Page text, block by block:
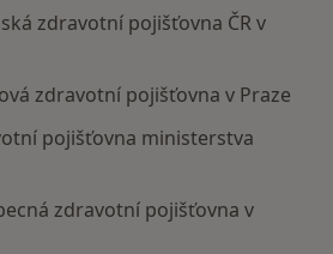
zdravotní pojišťovna ČR v
zdravotní pojišťovna v Praze
pojišťovna ministerstva
zdravotní pojišťovna v